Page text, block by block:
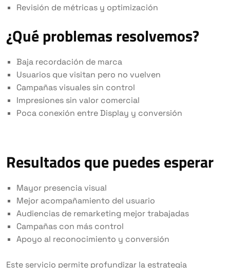
Revisión de métricas y optimización
¿Qué problemas resolvemos?
Baja recordación de marca
Usuarios que visitan pero no vuelven
Campañas visuales sin control
Impresiones sin valor comercial
Poca conexión entre Display y conversión
Resultados que puedes esperar
Mayor presencia visual
Mejor acompañamiento del usuario
Audiencias de remarketing mejor trabajadas
Campañas con más control
Apoyo al reconocimiento y conversión
Este servicio permite profundizar la estrategia